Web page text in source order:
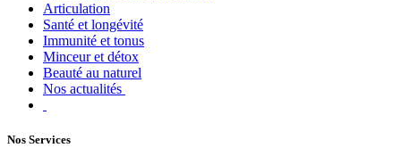
Articulation
Santé et longévité
Immunité et tonus
Minceur et détox
Beauté au naturel
Nos actualités
Nos Services